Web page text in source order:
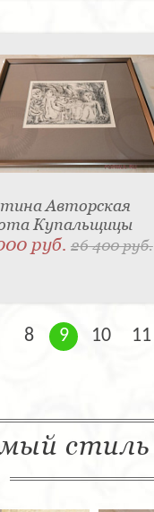
Авторская
Купальщицы
руб. 26 400 руб.
8 9 10 11
стиль